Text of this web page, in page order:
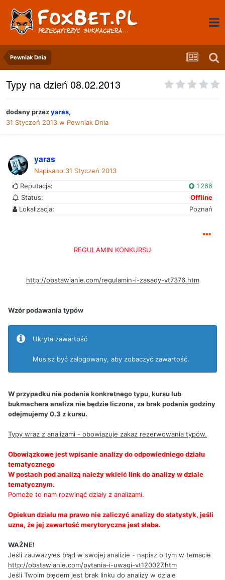
Pewniak Dnia
Typy na dzień 08.02.2013
dodany przezyaras,
31 Styczeń 2013 w Pewniak Dnia
yaras
Napisano 31 Styczeń 2013
Reputacja:
1 266
Status:
Offline
Lokalizacja:
Poznań
REGULAMIN KONKURSU
http://obstawianie.com/regulamin-i-zasady-vt7376.htm
Wzór podawania typów
Ukryta zawartość
Musisz być zalogowany, aby zobaczyć zawartość.
W przypadku nie podania konkretnego typu, kursu lub
bukmachera analiza nie będzie liczona, za brak podania godziny
odejmujemy 0.3 z kursu.
Typy wraz z analizami - obowiązuje zakaz rezerwowania typów.
Obowiązkowe jest wpisanie analizy do odpowiedniego działu
tematycznego
W postach pod analizą należy wkleić link do analizy w dziale
tematycznym.
Pomoże to nam rozwinąć działy z analizami.
Opiekun działu ma prawo nie zaliczyć analizy do statystyk, jeśli
uzna, że jej zawartość merytoryczna jest słaba.
WAŻNE!
Jeśli zauważyłeś błąd w swojej analizie - napisz o tym w temacie
http://obstawianie.com/pytania-i-uwagi-vt120027.htm
Jeśli Twoim błędem jest brak linku do analizy w dziale